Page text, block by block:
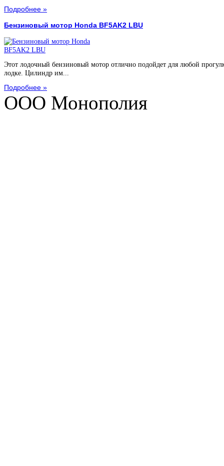
Подробнее »
Бензиновый мотор Honda BF5AK2 LBU
Этот лодочный бензиновый мотор отлично подойдет для любой
лодке. Цилиндр им...
Подробнее »
ООО Монополия